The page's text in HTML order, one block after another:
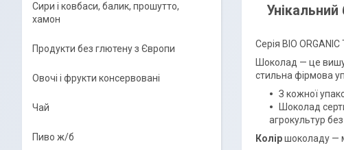
Серія BIO
Шоколад — це
стильна фірмова
З кожної
Шоколад
агрокультур без
Коліршоколаду —
Сири і ковбаси, балик, прошутто,
хамон
Продукти без глютену з Європи
Овочі і фрукти консервовані
Чай
Пиво ж/б